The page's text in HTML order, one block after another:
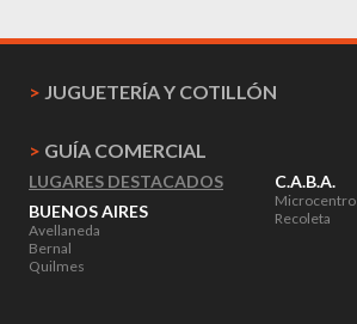
> JUGUETERÍA Y COTILLÓN
> GUÍA COMERCIAL
LUGARES DESTACADOS
BUENOS AIRES
Avellaneda
Bernal
Quilmes
C.A.B.A.
Microcentro
Recoleta